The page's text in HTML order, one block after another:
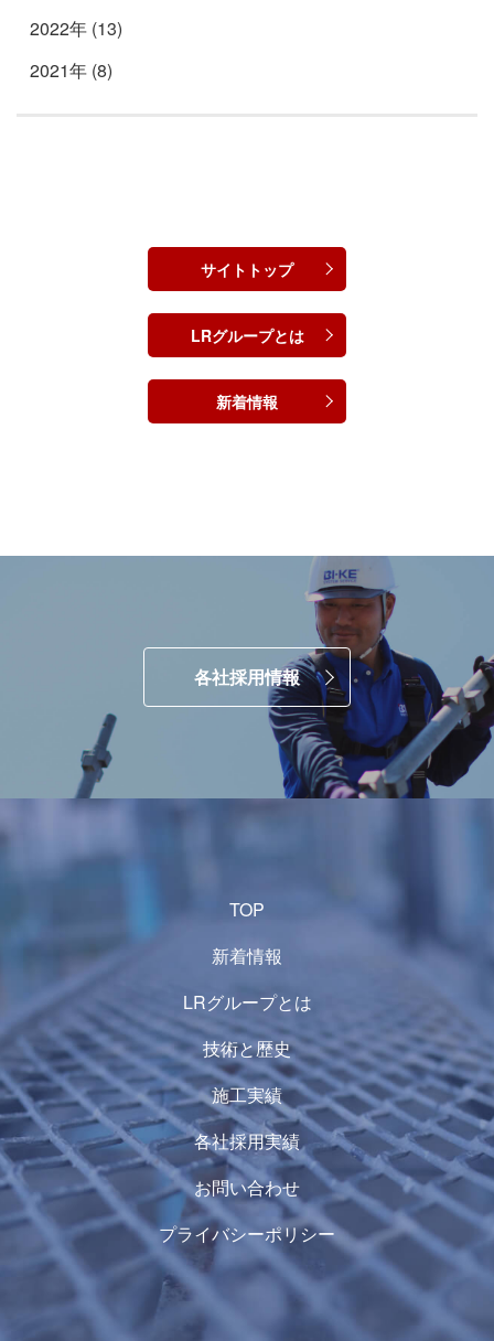
2022年 (13)
2021年 (8)
サイトトップ
LRグループとは
新着情報
各社採用情報
TOP
新着情報
LRグループとは
技術と歴史
施工実績
各社採用実績
お問い合わせ
プライバシーポリシー